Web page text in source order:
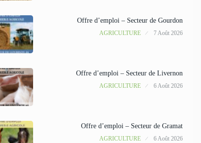
Offre d’emploi – Secteur de Gourdon
AGRICULTURE 7 Août 2026
Offre d’emploi – Secteur de Livernon
AGRICULTURE 6 Août 2026
Offre d’emploi – Secteur de Gramat
AGRICULTURE 6 Août 2026